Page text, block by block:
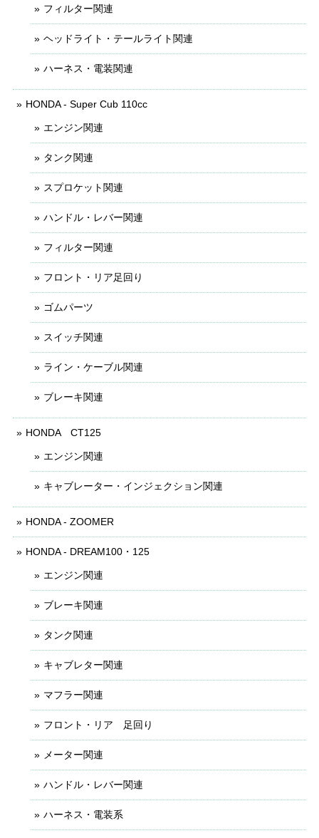
フィルター関連
ヘッドライト・テールライト関連
ハーネス・電装関連
HONDA - Super Cub 110cc
エンジン関連
タンク関連
スプロケット関連
ハンドル・レバー関連
フィルター関連
フロント・リア足回り
ゴムパーツ
スイッチ関連
ライン・ケーブル関連
ブレーキ関連
HONDA CT125
エンジン関連
キャブレーター・インジェクション関連
HONDA - ZOOMER
HONDA - DREAM100・125
エンジン関連
ブレーキ関連
タンク関連
キャブレター関連
マフラー関連
フロント・リア 足回り
メーター関連
ハンドル・レバー関連
ハーネス・電装系